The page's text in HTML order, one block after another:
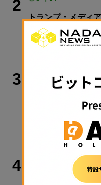
2
トランプ・メディ
暗号資産トレジャ
2026年8月10日 09:00
3
米ビットコイン現
高の資金流入──
2026年8月10日 08:30
4
Bybit、2200億円流